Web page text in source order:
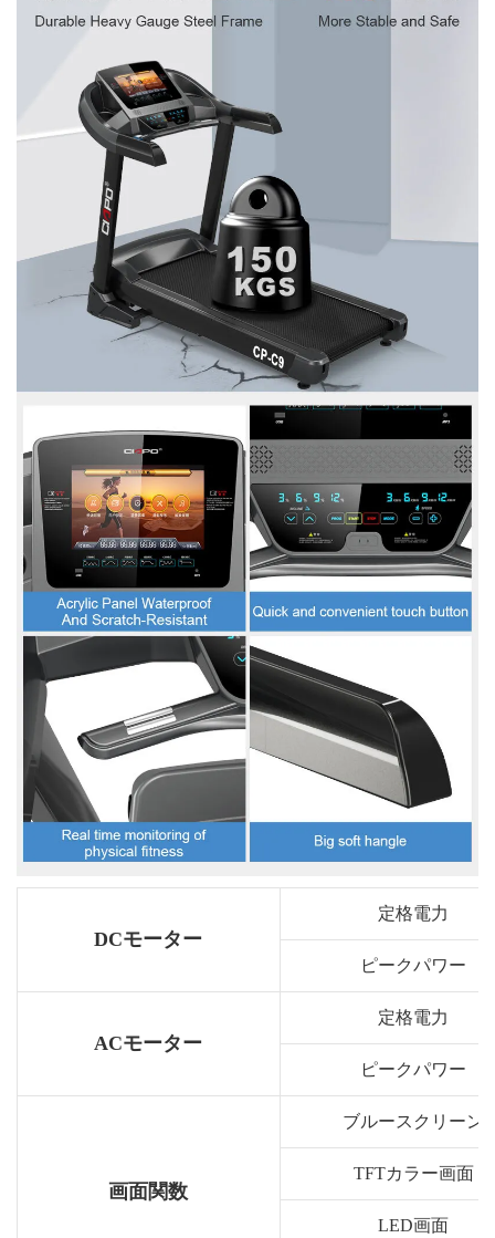
DCモーター
定格電力
ピークパワー
ACモーター
定格電力
ピークパワー
画面関数
ブルースクリーン
TFTカラー画面
LED画面